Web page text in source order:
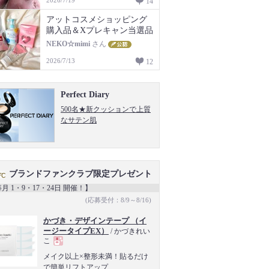
アットコスメショッピング
購入品＆Xプレキャン当選品
NEKO☆mimi さん
2026/7/13 12
Perfect Diary
500名★新クッションで上質
なサテン肌
ブランドファンクラブ限定プレゼント
1・9・17・24日 開催！】
(応募受付：8/9～8/16)
かづき・デザインテープ （イ
ージータイプEX）
/ かづきれい
こ
現
品
メイク以上×整形未満！貼るだけ
で簡単リフトアップ